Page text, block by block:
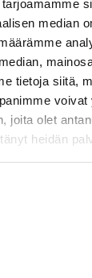
median
tietoja siitä,
voivat
joita olet
heidän
eniten
–